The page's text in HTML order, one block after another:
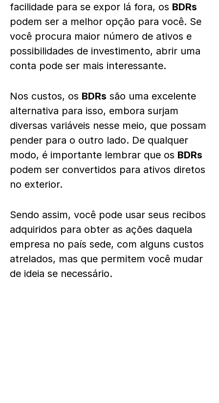
facilidade para se expor lá fora, os BDRs
podem ser a melhor opção para você. Se
você procura maior número de ativos e
possibilidades de investimento, abrir uma
conta pode ser mais interessante.
Nos custos, os BDRs são uma excelente
alternativa para isso, embora surjam
diversas variáveis nesse meio, que possam
pender para o outro lado. De qualquer
modo, é importante lembrar que os BDRs
podem ser convertidos para ativos diretos
no exterior.
Sendo assim, você pode usar seus recibos
adquiridos para obter as ações daquela
empresa no país sede, com alguns custos
atrelados, mas que permitem você mudar
de ideia se necessário.